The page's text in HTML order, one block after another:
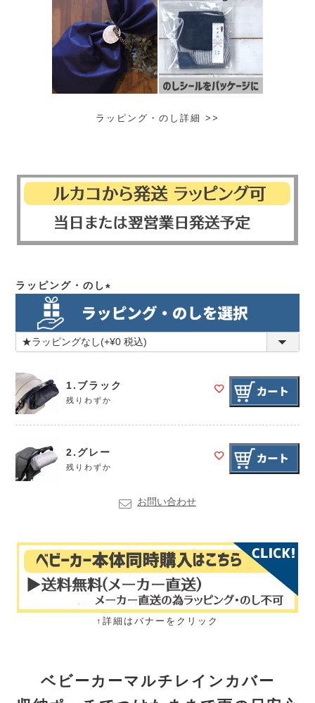
ラッピング・のし詳細 >>
ラッピング・のし
(必
須)
1.ブラック
残りわずか
2.グレー
残りわずか
お問い合わせ
↑詳細はバナーをクリック
ベビーカーマルチレインカバー